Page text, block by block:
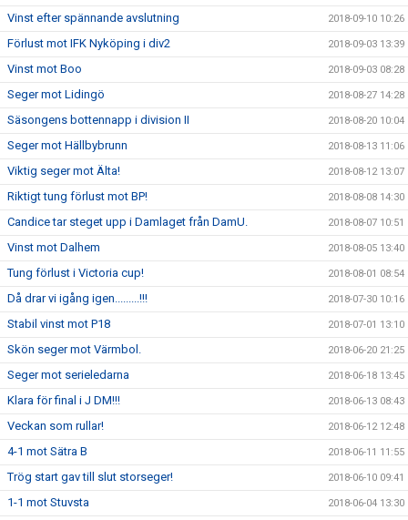
Vinst efter spännande avslutning 2018-09-10 10:26
Förlust mot IFK Nyköping i div2 2018-09-03 13:39
Vinst mot Boo 2018-09-03 08:28
Seger mot Lidingö 2018-08-27 14:28
Säsongens bottennapp i division II 2018-08-20 10:04
Seger mot Hällbybrunn 2018-08-13 11:06
Viktig seger mot Älta! 2018-08-12 13:07
Riktigt tung förlust mot BP! 2018-08-08 14:30
Candice tar steget upp i Damlaget från DamU. 2018-08-07 10:51
Vinst mot Dalhem 2018-08-05 13:40
Tung förlust i Victoria cup! 2018-08-01 08:54
Då drar vi igång igen.........!!! 2018-07-30 10:16
Stabil vinst mot P18 2018-07-01 13:10
Skön seger mot Värmbol. 2018-06-20 21:25
Seger mot serieledarna 2018-06-18 13:45
Klara för final i J DM!!! 2018-06-13 08:43
Veckan som rullar! 2018-06-12 12:48
4-1 mot Sätra B 2018-06-11 11:55
Trög start gav till slut storseger! 2018-06-10 09:41
1-1 mot Stuvsta 2018-06-04 13:30